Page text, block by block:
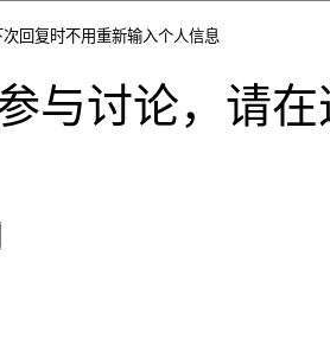
回复时不用重新输入个人信息
与讨论，请在